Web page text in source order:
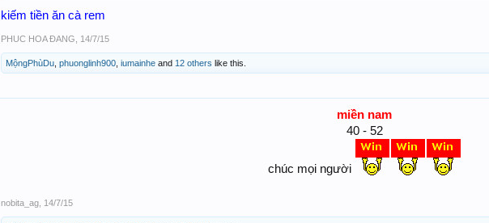
kiếm tiền ăn cà rem
PHUC HOA ĐANG 14/7/15
MộngPhùDu phuonglinh900 iumainhe and 12 others like this.
miền nam
40 - 52
chúc mọi người
nobita_ag 14/7/15